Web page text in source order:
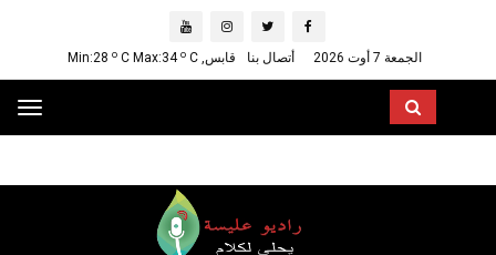
الجمعة 7 أوت 2026 أتصال بنا قابس, Min:28 oC Max:34 C
Toggle